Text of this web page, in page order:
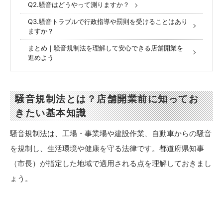
Q2.騒音はどうやって測りますか？
Q3.騒音トラブルで行政指導や罰則を受けることはあり
ますか？
まとめ｜騒音規制法を理解して安心できる店舗開業を
進めよう
騒音規制法とは？店舗開業前に知ってお
きたい基本知識
騒音規制法は、工場・事業場や建設作業、自動車からの騒音
を規制し、生活環境や健康を守る法律です。都道府県知事
（市長）が指定した地域で適用される点を理解しておきまし
ょう。